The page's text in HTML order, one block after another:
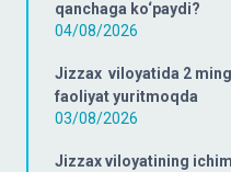
qanchaga ko‘paydi?
04/08/2026
Jizzax viloyatida 2
faoliyat yuritmoqda
03/08/2026
Jizzax viloyatining